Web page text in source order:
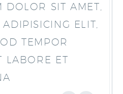
DOLOR SIT AMET,
ELIT,
TEMPOR
LABORE ET